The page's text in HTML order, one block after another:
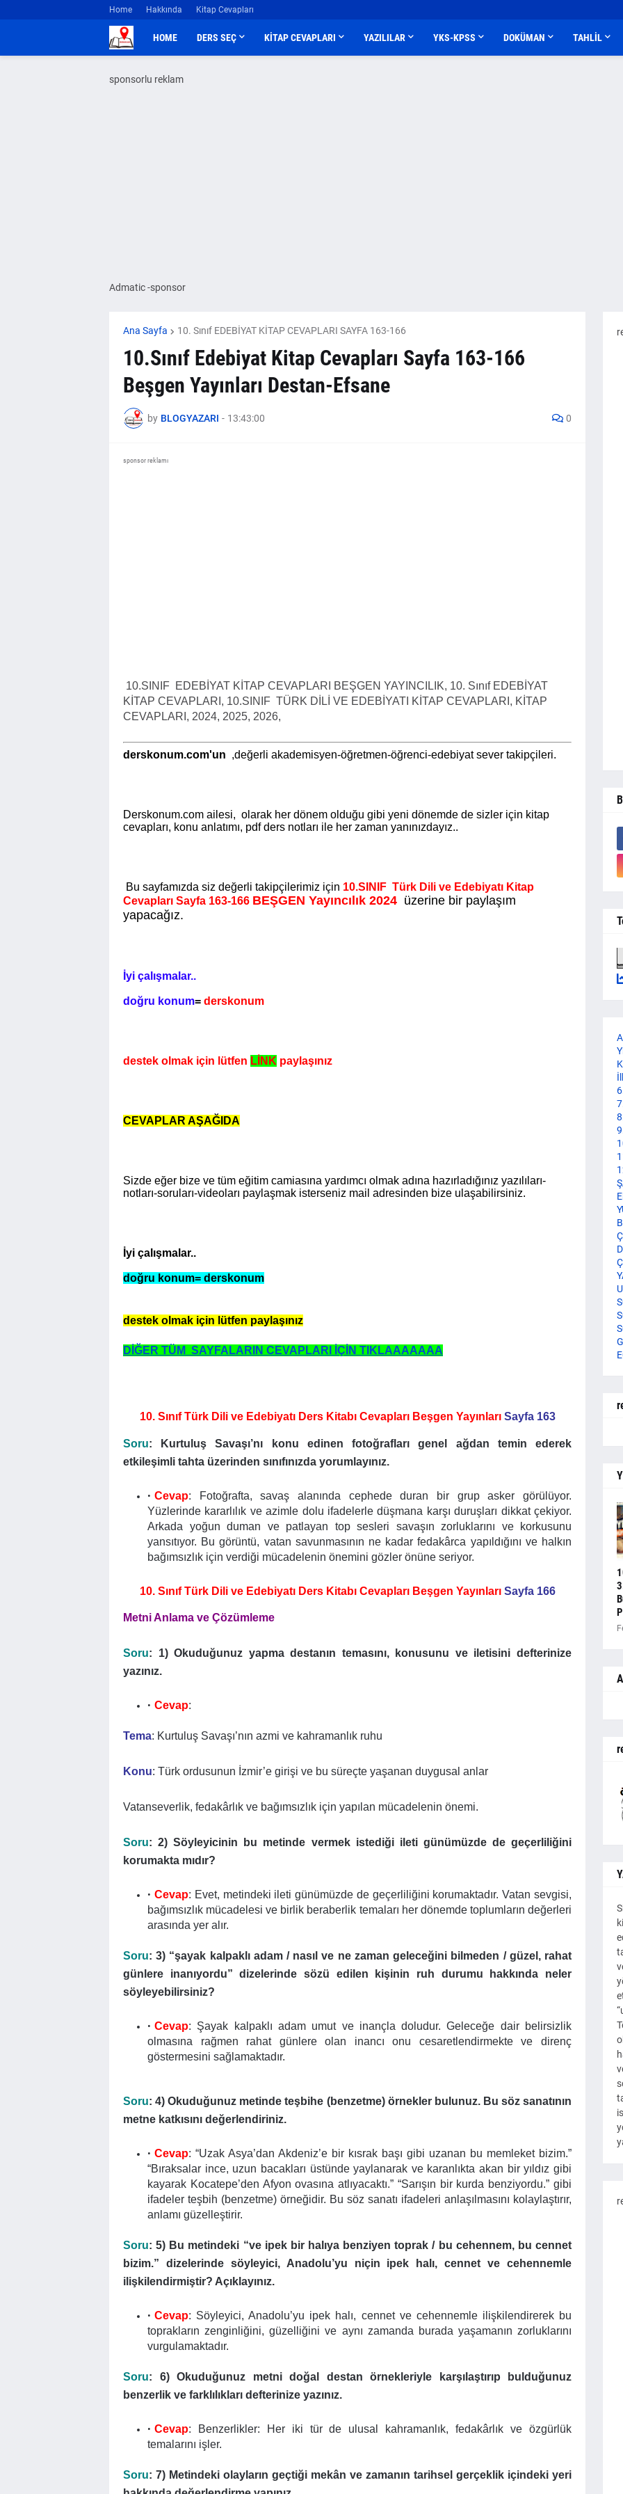
Home Hakkında Kitap Cevapları
HOME DERS SEÇ KİTAP CEVAPLARI YAZILILAR YKS-KPSS DOKÜMAN TAHLİL
sponsorlu reklam
Admatic -sponsor
Ana Sayfa 10. Sınıf EDEBİYAT KİTAP CEVAPLARI SAYFA 163-166
10.Sınıf Edebiyat Kitap Cevapları Sayfa 163-166
Beşgen Yayınları Destan-Efsane
by BLOGYAZARI - 13:43:00 0
sponsor reklamı
10.SINIF EDEBİYAT KİTAP CEVAPLARI BEŞGEN YAYINCILIK, 10. Sınıf EDEBİYAT
KİTAP CEVAPLARI, 10.SINIF TÜRK DİLİ VE EDEBİYATI KİTAP CEVAPLARI, KİTAP
CEVAPLARI, 2024, 2025, 2026,
derskonum.com'un ,değerli akademisyen-öğretmen-öğrenci-edebiyat sever takipçileri.
Derskonum.com ailesi, olarak her dönem olduğu gibi yeni dönemde de sizler için kitap
cevapları, konu anlatımı, pdf ders notları ile her zaman yanınızdayız..
Bu sayfamızda siz değerli takipçilerimiz için 10.SINIF Türk Dili ve Edebiyatı Kitap
Cevapları Sayfa 163-166 BEŞGEN Yayıncılık 2024 üzerine bir paylaşım
yapacağız.
İyi çalışmalar..
doğru konum= derskonum
destek olmak için lütfen LİNK paylaşınız
CEVAPLAR AŞAĞIDA
Sizde eğer bize ve tüm eğitim camiasına yardımcı olmak adına hazırladığınız yazılıları-
notları-soruları-videoları paylaşmak isterseniz mail adresinden bize ulaşabilirsiniz.
İyi çalışmalar..
doğru konum= derskonum
destek olmak için lütfen paylaşınız
DİĞER TÜM SAYFALARIN CEVAPLARI İÇİN TIKLAAAAAAA
10. Sınıf Türk Dili ve Edebiyatı Ders Kitabı Cevapları Beşgen Yayınları Sayfa 163
Soru: Kurtuluş Savaşı’nı konu edinen fotoğrafları genel ağdan temin ederek
etkileşimli tahta üzerinden sınıfınızda yorumlayınız.
Cevap: Fotoğrafta, savaş alanında cephede duran bir grup asker görülüyor.
Yüzlerinde kararlılık ve azimle dolu ifadelerle düşmana karşı duruşları dikkat çekiyor.
Arkada yoğun duman ve patlayan top sesleri savaşın zorluklarını ve korkusunu
yansıtıyor. Bu görüntü, vatan savunmasının ne kadar fedakârca yapıldığını ve halkın
bağımsızlık için verdiği mücadelenin önemini gözler önüne seriyor.
10. Sınıf Türk Dili ve Edebiyatı Ders Kitabı Cevapları Beşgen Yayınları Sayfa 166
Metni Anlama ve Çözümleme
Soru: 1) Okuduğunuz yapma destanın temasını, konusunu ve iletisini defterinize
yazınız.
Cevap:
Tema: Kurtuluş Savaşı’nın azmi ve kahramanlık ruhu
Konu: Türk ordusunun İzmir’e girişi ve bu süreçte yaşanan duygusal anlar
Vatanseverlik, fedakârlık ve bağımsızlık için yapılan mücadelenin önemi.
Soru: 2) Söyleyicinin bu metinde vermek istediği ileti günümüzde de geçerliliğini
korumakta mıdır?
Cevap: Evet, metindeki ileti günümüzde de geçerliliğini korumaktadır. Vatan sevgisi,
bağımsızlık mücadelesi ve birlik beraberlik temaları her dönemde toplumların değerleri
arasında yer alır.
Soru: 3) “şayak kalpaklı adam / nasıl ve ne zaman geleceğini bilmeden / güzel, rahat
günlere inanıyordu” dizelerinde sözü edilen kişinin ruh durumu hakkında neler
söyleyebilirsiniz?
Cevap: Şayak kalpaklı adam umut ve inançla doludur. Geleceğe dair belirsizlik
olmasına rağmen rahat günlere olan inancı onu cesaretlendirmekte ve direnç
göstermesini sağlamaktadır.
Soru: 4) Okuduğunuz metinde teşbihe (benzetme) örnekler bulunuz. Bu söz sanatının
metne katkısını değerlendiriniz.
Cevap: “Uzak Asya’dan Akdeniz’e bir kısrak başı gibi uzanan bu memleket bizim.”
“Bıraksalar ince, uzun bacakları üstünde yaylanarak ve karanlıkta akan bir yıldız gibi
kayarak Kocatepe’den Afyon ovasına atlıyacaktı.” “Sarışın bir kurda benziyordu.” gibi
ifadeler teşbih (benzetme) örneğidir. Bu söz sanatı ifadeleri anlaşılmasını kolaylaştırır,
anlamı güzelleştirir.
Soru: 5) Bu metindeki “ve ipek bir halıya benziyen toprak / bu cehennem, bu cennet
bizim.” dizelerinde söyleyici, Anadolu’yu niçin ipek halı, cennet ve cehennemle
ilişkilendirmiştir? Açıklayınız.
Cevap: Söyleyici, Anadolu’yu ipek halı, cennet ve cehennemle ilişkilendirerek bu
toprakların zenginliğini, güzelliğini ve aynı zamanda burada yaşamanın zorluklarını
vurgulamaktadır.
Soru: 6) Okuduğunuz metni doğal destan örnekleriyle karşılaştırıp bulduğunuz
benzerlik ve farklılıkları defterinize yazınız.
Cevap: Benzerlikler: Her iki tür de ulusal kahramanlık, fedakârlık ve özgürlük
temalarını işler.
Soru: 7) Metindeki olayların geçtiği mekân ve zamanın tarihsel gerçeklik içindeki yeri